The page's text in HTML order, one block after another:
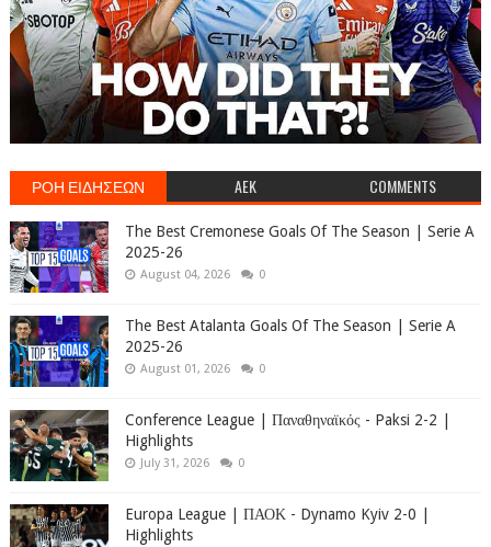
ΡΟΗ ΕΙΔΗΣΕΩΝ AEK COMMENTS
The Best Cremonese Goals Of The Season | Serie A
2025-26
August 04, 2026 0
The Best Atalanta Goals Of The Season | Serie A
2025-26
August 01, 2026 0
Conference League | Παναθηναϊκός - Paksi 2-2 |
Highlights
July 31, 2026 0
Europa League | ΠΑΟΚ - Dynamo Kyiv 2-0 |
Highlights